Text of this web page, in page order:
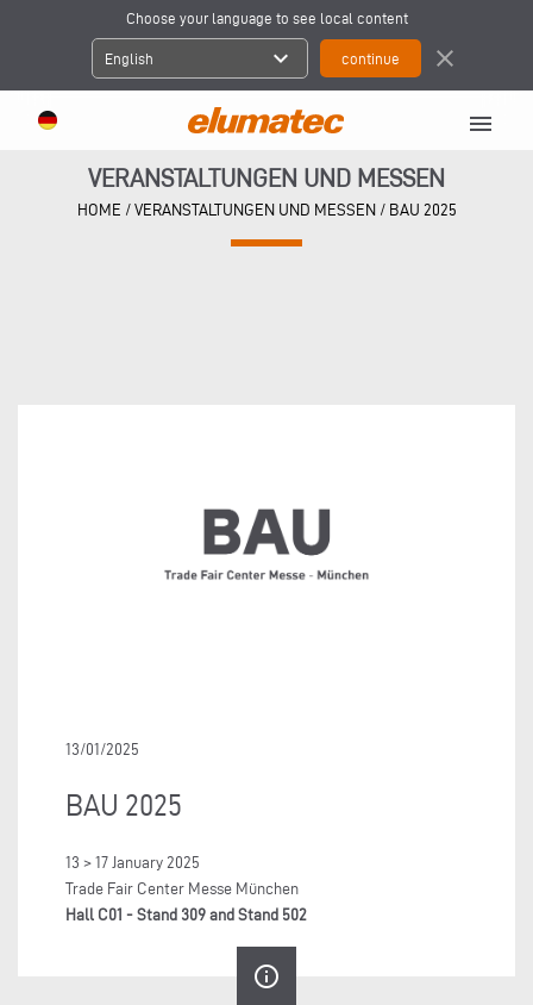
Choose your language to see local content
English expand_more close
menu
VERANSTALTUNGEN UND MESSEN
HOME / VERANSTALTUNGEN UND MESSEN / BAU 2025
13/01/2025
BAU 2025
13 > 17 January 2025
Trade Fair Center Messe München
Hall C01 - Stand 309 and Stand 502
info_outline